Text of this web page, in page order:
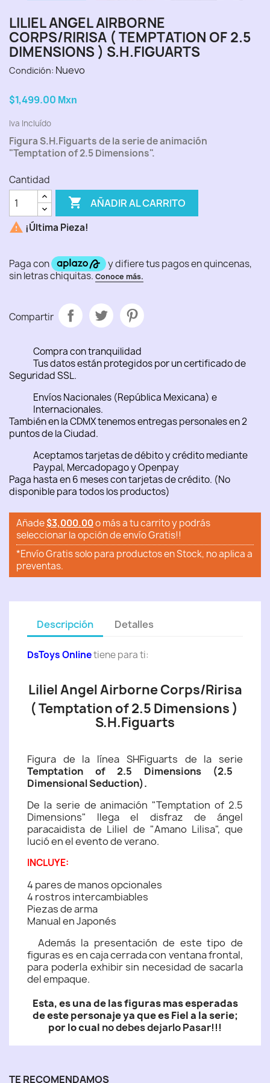
LILIEL ANGEL AIRBORNE
CORPS/RIRISA ( TEMPTATION OF 2.5
DIMENSIONS ) S.H.FIGUARTS
Condición: Nuevo
$1,499.00 Mxn
Iva Incluído
Figura S.H.Figuarts de la serie de animación
"Temptation of 2.5 Dimensions".
Cantidad
 AÑADIR AL CARRITO
 ¡Última Pieza!
Compartir
Compra con tranquilidad
Tus datos están protegidos por un certificado de
Seguridad SSL.
Envíos Nacionales (República Mexicana) e
Internacionales.
También en la CDMX tenemos entregas personales en 2
puntos de la Ciudad.
Aceptamos tarjetas de débito y crédito mediante
Paypal, Mercadopago y Openpay
Paga hasta en 6 meses con tarjetas de crédito. (No
disponible para todos los productos)
Añade$3,000.00o más a tu carrito y podrás
seleccionar la opción de envío Gratis!!
*Envío Gratis solo para productos en Stock, no aplica a
preventas.
Descripción Detalles
DsToys Onlinetiene para ti:
Liliel Angel Airborne Corps/Ririsa
( Temptation of 2.5 Dimensions )
S.H.Figuarts
Figura de la línea SHFiguarts de la serie
Temptation of 2.5 Dimensions (2.5
Dimensional Seduction).
De la serie de animación "Temptation of 2.5
Dimensions" llega el disfraz de ángel
paracaidista de Liliel de "Amano Lilisa", que
lució en el evento de verano.
INCLUYE:
4 pares de manos opcionales
4 rostros intercambiables
Piezas de arma
Manual en Japonés
Además la presentación de este tipo de
figuras es en caja cerrada con ventana frontal,
para poderla exhibir sin necesidad de sacarla
del empaque.
Esta, es una de las figuras mas esperadas
de este personaje ya que es Fiel a la serie;
por lo cual no debes dejarlo Pasar!!!
TE RECOMENDAMOS